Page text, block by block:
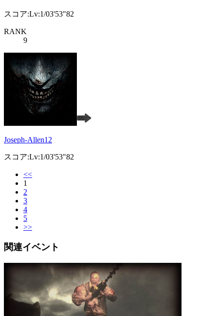
スコア:Lv:1/03'53"82
RANK
9
Joseph-Allen12
スコア:Lv:1/03'53"82
<<
1
2
3
4
5
>>
関連イベント